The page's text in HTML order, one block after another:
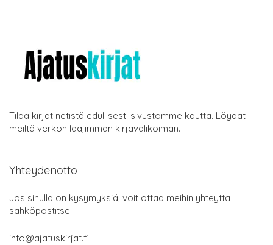
Tilaa kirjat netistä edullisesti sivustomme kautta. Löydät
meiltä verkon laajimman kirjavalikoiman.
Yhteydenotto
Jos sinulla on kysymyksiä, voit ottaa meihin yhteyttä
sähköpostitse:
info@ajatuskirjat.fi